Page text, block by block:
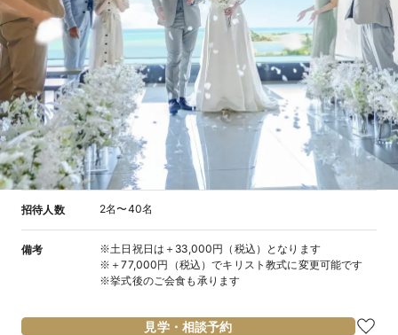
招待人数 2名〜40名
備考
※土日祝日は＋33,000円（税込）となります
※＋77,000円（税込）でキリスト教式に変更可能です
※挙式後のご会食も承ります
見学・相談予約